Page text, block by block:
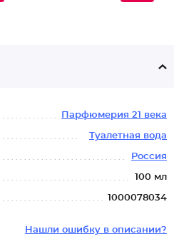
Парфюмерия 21 века
Туалетная вода
Россия
100 мл
1000078034
Нашли ошибку в описании?